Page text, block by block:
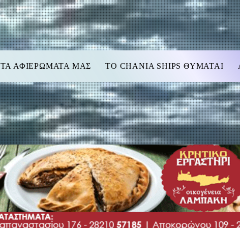
ΤΑ ΑΦΙΕΡΩΜΑΤΑ ΜΑΣ TO CHANIA SHIPS ΘΥΜΑΤΑΙ